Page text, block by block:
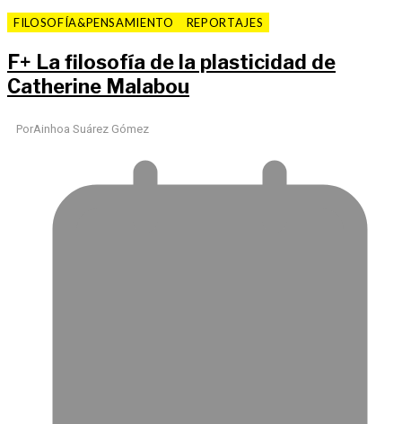
FILOSOFÍA&PENSAMIENTO REPORTAJES
F+ La filosofía de la plasticidad de
Catherine Malabou
PorAinhoa Suárez Gómez